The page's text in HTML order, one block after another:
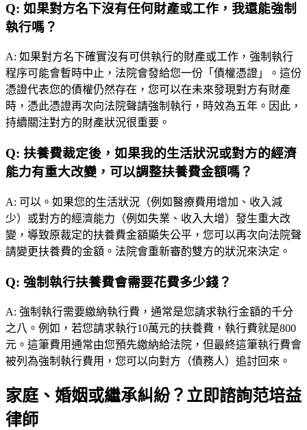
Q: 如果對方名下沒有任何財產或工作，我還能強制
執行嗎？
A: 如果對方名下確實沒有可供執行的財產或工作，強制執行
程序可能會暫時中止，法院會發給您一份「債權憑證」。這份
憑證代表您的債權仍然存在，您可以在未來發現對方有財產
時，憑此憑證再次向法院聲請強制執行，時效為五年。因此，
持續關注對方的財產狀況很重要。
Q: 扶養費裁定後，如果我的生活狀況或對方的經濟
能力有重大改變，可以調整扶養費金額嗎？
A: 可以。如果您的生活狀況（例如醫療費用增加、收入減
少）或對方的經濟能力（例如失業、收入大增）發生重大改
變，導致原裁定的扶養費金額顯失公平，您可以再次向法院聲
請變更扶養費的金額。法院會重新審酌雙方的狀況來決定。
Q: 強制執行扶養費會需要花費多少錢？
A: 強制執行需要繳納執行費，通常是您請求執行金額的千分
之八。例如，若您請求執行10萬元的扶養費，執行費就是800
元。這筆費用通常由您預先繳納給法院，但最終這筆執行費會
被列為強制執行費用，您可以向對方（債務人）追討回來。
家庭、婚姻或繼承糾紛？立即諮詢范培益
律師